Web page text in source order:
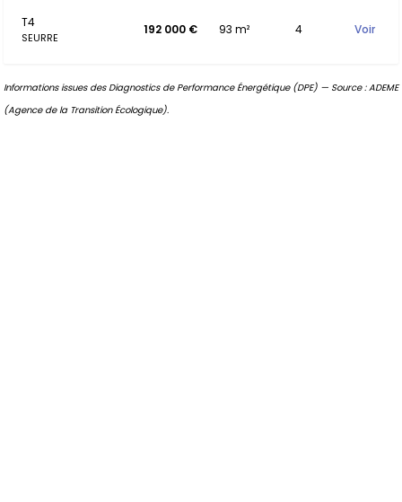
T4
SEURRE
192 000 € 93 m² 4 Voir
Informations issues des Diagnostics de Performance Énergétique (DPE) — Source : ADEME
(Agence de la Transition Écologique).